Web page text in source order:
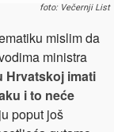
foto: Večernji List
mislim da
ministra
Hrvatskoj imati
i to neće
poput još